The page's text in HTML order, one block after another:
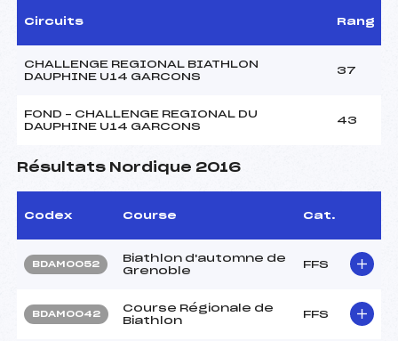
Circuits Rang
CHALLENGE REGIONAL BIATHLON
DAUPHINE U14 GARCONS
37
FOND – CHALLENGE REGIONAL DU
DAUPHINE U14 GARCONS
43
Résultats Nordique 2016
Codex Course Cat.
BDAM0052
Biathlon d'automne de
Grenoble
FFS
BDAM0042
Course Régionale de
Biathlon
FFS